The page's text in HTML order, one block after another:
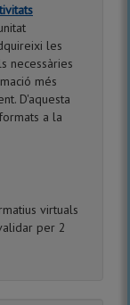
les
necessàries
més
D'aquesta
a la
virtuals
per 2